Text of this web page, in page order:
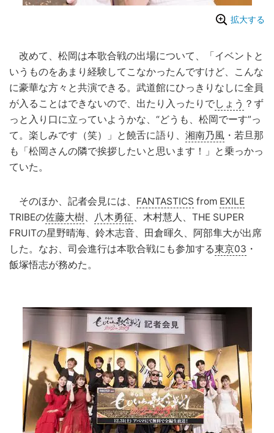
拡大する
改めて、松岡は本歌合戦の出場について、「イベントと
いうものをあまり経験してこなかったんですけど、こんな
に豪華な方々と共演できる。武道館にひっきりなしに全員
が入ることはできないので、出たり入ったりでしょう ？ず
っと入り口に立っていようかな、“どうも、松岡でーす”っ
て。楽しみです（笑）」と饒舌に語り、 湘南乃風 ・若旦那
も「松岡さんの隣で挨拶したいと思います！」と乗っかっ
ていた。
そのほか、記者会見には、 FANTASTICS from EXILE
TRIBEの佐藤大樹 八木勇征 、木村慧人、THE SUPER
FRUITの星野晴海、鈴木志音、田倉暉久、阿部隼大が出席
した。なお、司会進行は本歌合戦にも参加する東京03 ・
飯塚悟志が務めた。